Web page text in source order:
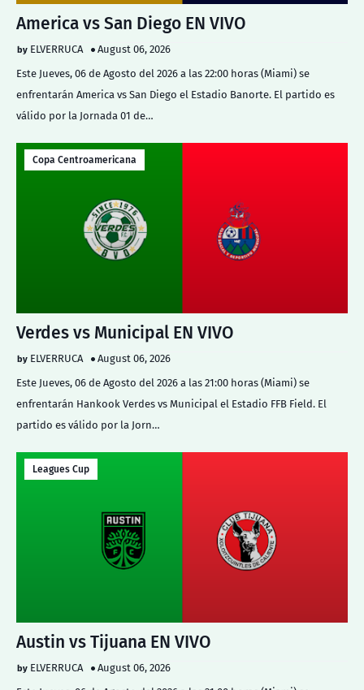
America vs San Diego EN VIVO
ELVERRUCA
August 06, 2026
Este Jueves, 06 de Agosto del 2026 a las 22:00 horas (Miami) se
enfrentarán America vs San Diego el Estadio Banorte. El partido es
válido por la Jornada 01 de…
Copa Centroamericana
Verdes vs Municipal EN VIVO
ELVERRUCA
August 06, 2026
Este Jueves, 06 de Agosto del 2026 a las 21:00 horas (Miami) se
enfrentarán Hankook Verdes vs Municipal el Estadio FFB Field. El
partido es válido por la Jorn…
Leagues Cup
Austin vs Tijuana EN VIVO
ELVERRUCA
August 06, 2026